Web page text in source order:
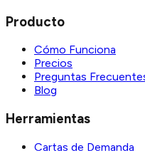
Producto
Cómo Funciona
Precios
Preguntas
Blog
Herramientas
Cartas de Demanda